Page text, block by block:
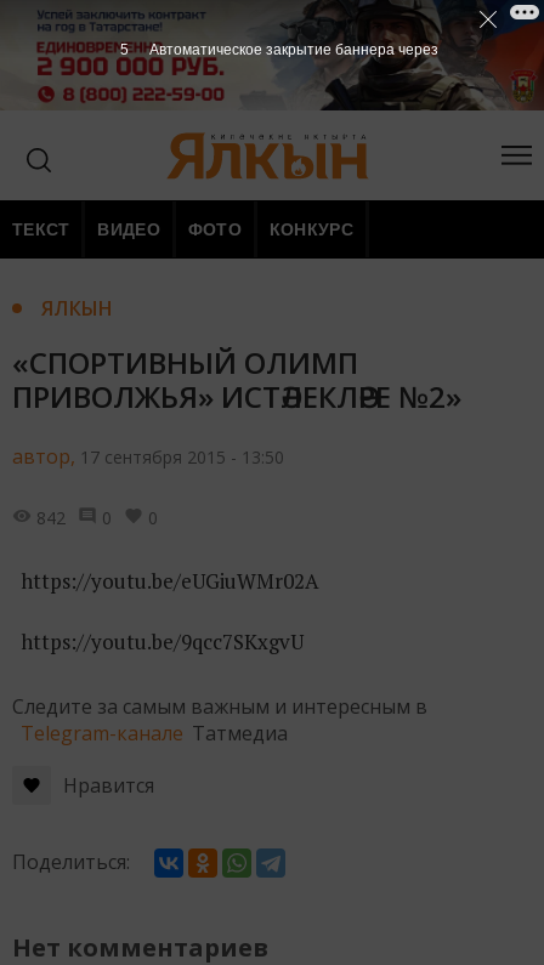
ТЕКСТ ВИДЕО ФОТО КОНКУРС
ЯЛКЫН
«СПОРТИВНЫЙ ОЛИМП
ПРИВОЛЖЬЯ» ИСТӘЛЕКЛӘРЕ №2»
автор, 17 сентября 2015 - 13:50
842 0 0
https://youtu.be/eUGiuWMr02A
https://youtu.be/9qcc7SKxgvU
Следите за самым важным и интересным в
Telegram-канале Татмедиа
Нравится
Поделиться:
Нет комментариев
4 Автоматическое закрытие баннера через